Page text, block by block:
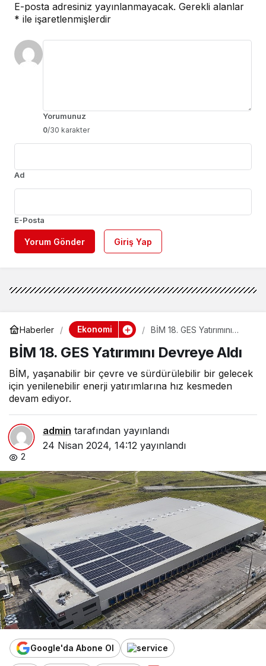
E-posta adresiniz yayınlanmayacak. Gerekli alanlar
* ile işaretlenmişlerdir
Yorumunuz
0/30 karakter
Ad
E-Posta
Yorum Gönder Giriş Yap
Haberler Ekonomi
BİM 18. GES Yatırımını
BİM 18. GES Yatırımını Devreye Aldı
BİM, yaşanabilir bir çevre ve sürdürülebilir bir gelecek
için yenilenebilir enerji yatırımlarına hız kesmeden
devam ediyor.
admin tarafından yayınlandı
24 Nisan 2024, 14:12 yayınlandı
2
Google'da Abone Ol